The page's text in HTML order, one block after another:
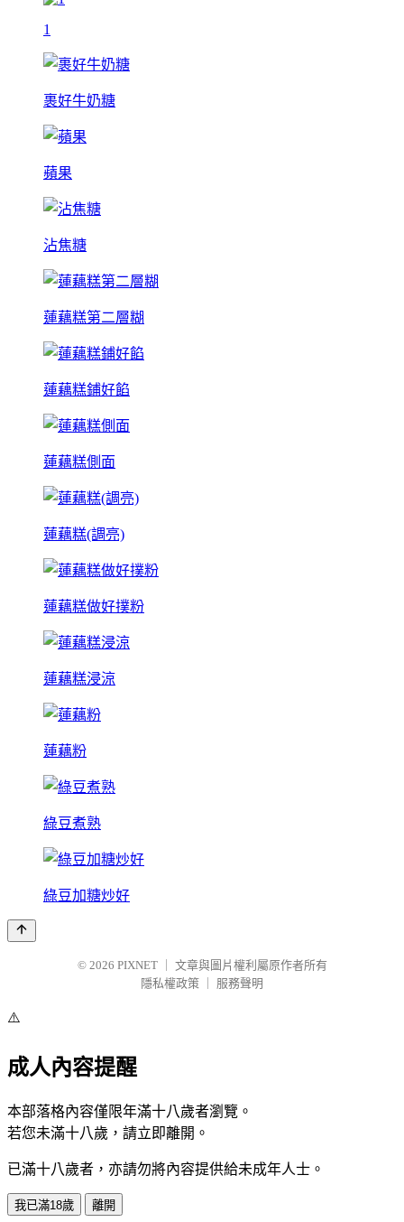
1
裹好牛奶糖
蘋果
沾焦糖
蓮藕糕第二層糊
蓮藕糕鋪好餡
蓮藕糕側面
蓮藕糕(調亮)
蓮藕糕做好撲粉
蓮藕糕浸涼
蓮藕粉
綠豆煮熟
綠豆加糖炒好
© 2026 PIXNET
文章與圖片權利屬原作者所有
隱私權政策
服務聲明
⚠️
成人內容提醒
本部落格內容僅限年滿十八歲者瀏覽。
若您未滿十八歲，請立即離開。
已滿十八歲者，亦請勿將內容提供給未成年人士。
我已滿18歲 離開